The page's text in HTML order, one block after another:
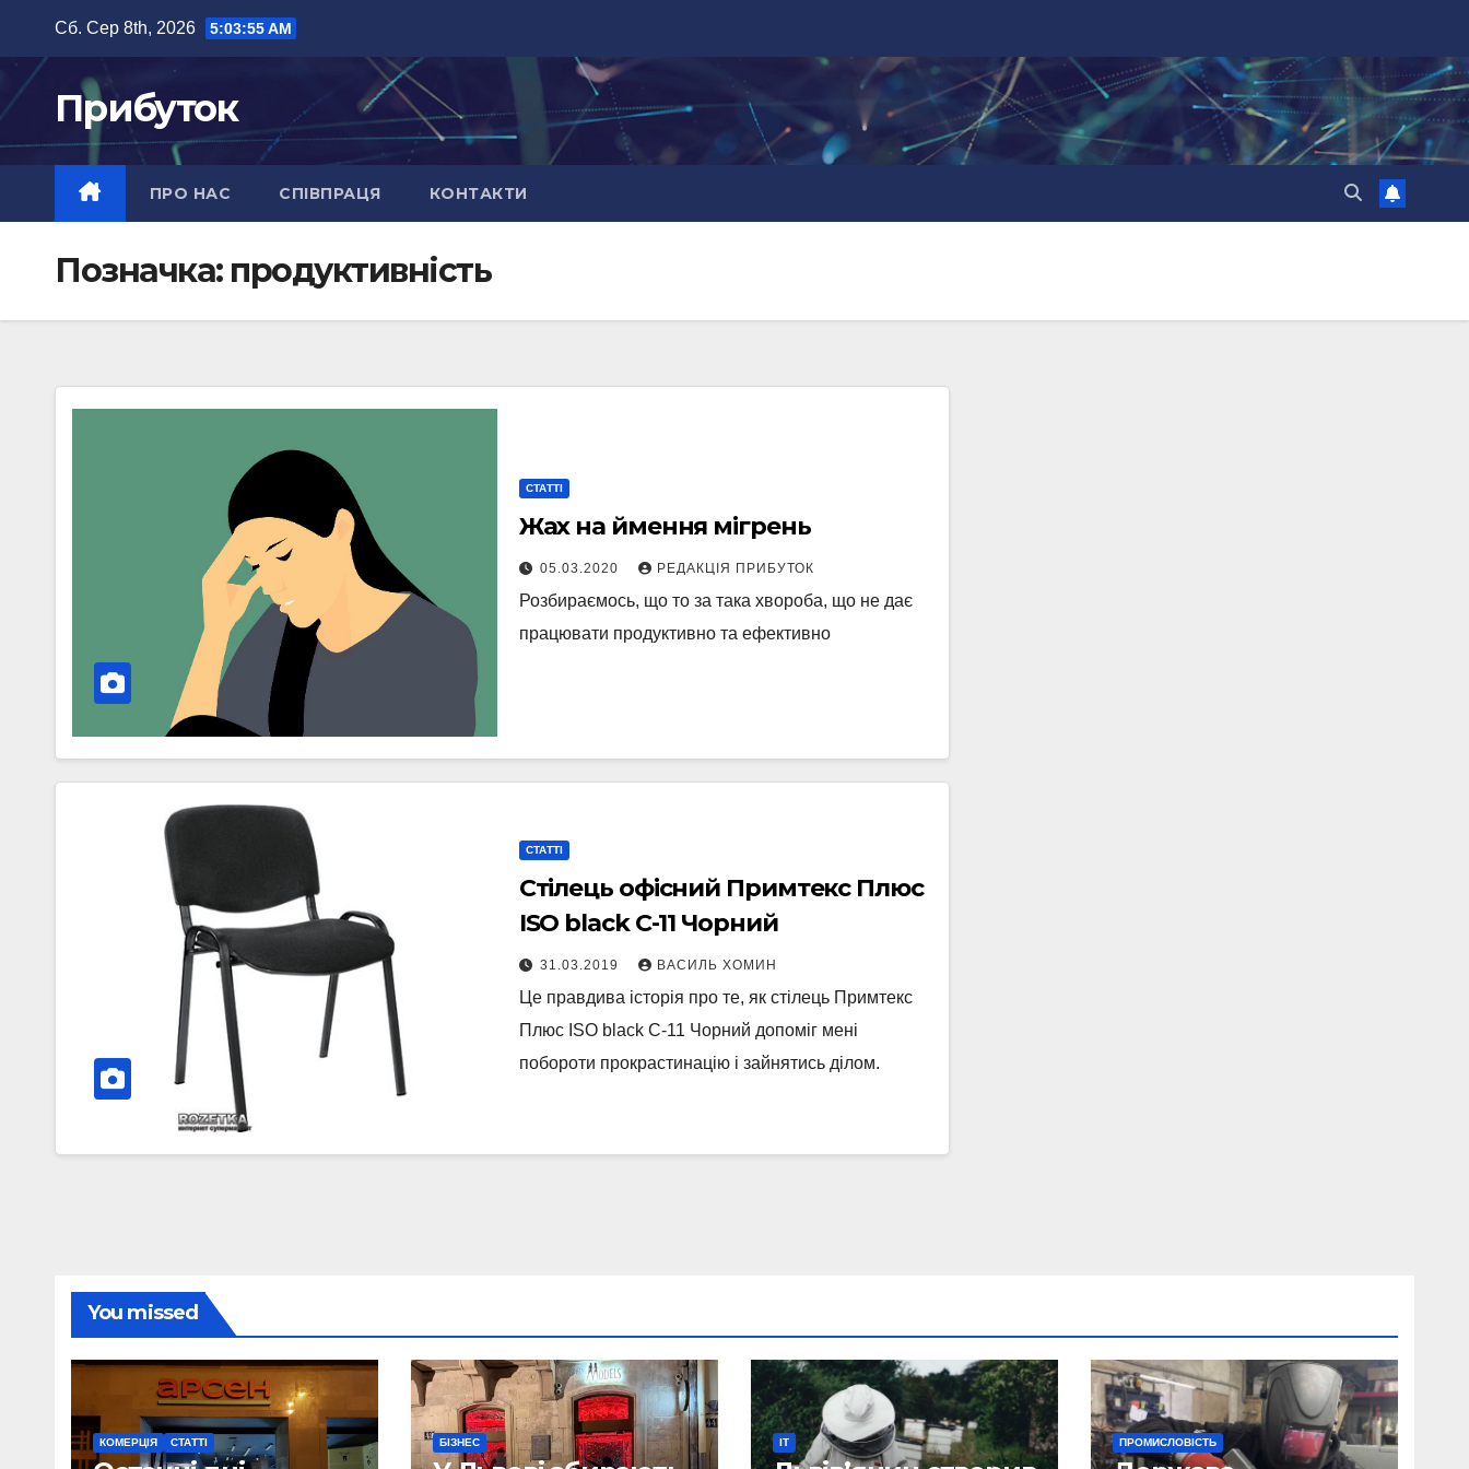
вмісту
Сб. Сер 8th, 2026 5:03:55 AM
Прибуток
ПРО НАС СПІВПРАЦЯ КОНТАКТИ
Позначка: продуктивність
СТАТТІ
Жах на ймення мігрень
05.03.2020 РЕДАКЦІЯ ПРИБУТОК
Розбираємось, що то за така хвороба, що не дає
працювати продуктивно та ефективно
СТАТТІ
Стілець офісний Примтекс Плюс
ISO black С-11 Чорний
31.03.2019 ВАСИЛЬ ХОМИН
Це правдива історія про те, як стілець Примтекс
Плюс ISO black C-11 Чорний допоміг мені
побороти прокрастинацію і зайнятись ділом.
You missed
КОМЕРЦІЯ СТАТТІ БІЗНЕС IT ПРОМИСЛОВІСТЬ